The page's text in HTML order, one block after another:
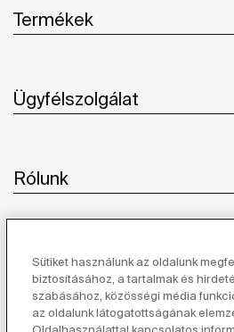
Termékek
Ügyfélszolgálat
Rólunk
Ihlet
Kövessen
Sütiket használunk az oldalunk
biztosításához, a tartalmak és
szabásához, közösségi média
az oldalunk látogatottságának